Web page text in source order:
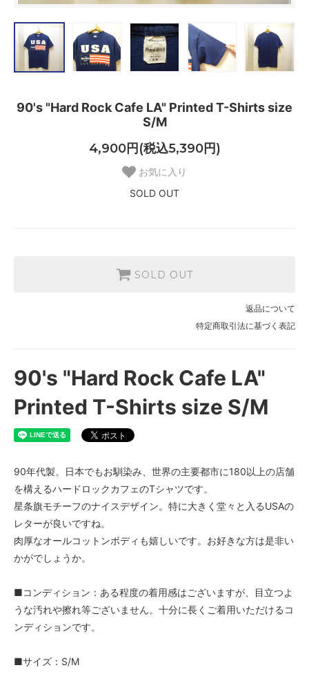
90's "Hard Rock Cafe LA" Printed T-Shirts size
S/M
4,900円(税込5,390円)
お気に入り
SOLD OUT
SOLD OUT
返品について
特定商取引法に基づく表記
90's "Hard Rock Cafe LA"
Printed T-Shirts size S/M
90年代製。日本でもお馴染み、世界の主要都市に180以上の店舗
を構えるハードロックカフェのTシャツです。
星条旗モチーフのナイスデザイン。特に大きく堂々と入るUSAの
レターが良いですね。
肉厚なオールコットンボディも嬉しいです。お好きな方は是非い
かがでしょうか。
■コンディション：ある程度の着用感はございますが、目立つよ
うな汚れや擦れ等ございません。十分に長くご着用いただけるコ
ンディションです。
■サイズ：S/M